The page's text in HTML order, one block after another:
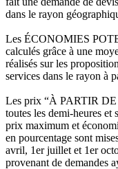
dans le rayon
Les ÉCONOMIES
calculés grâce à une
réalisés sur les
services dans le rayon à
Les prix “À PARTIR
toutes les demi-heures et
prix maximum et
en pourcentage sont
avril, 1er juillet et 1er
provenant de demandes